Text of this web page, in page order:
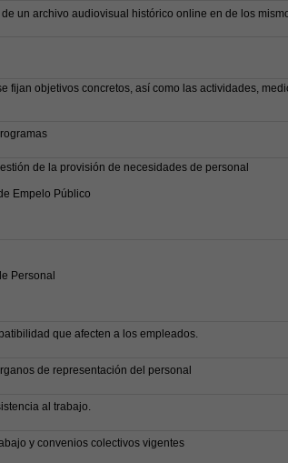
un archivo audiovisual histórico online en de los
fijan objetivos concretos, así como las actividades,
de la provisión de necesidades de personal
Empelo Público
Personal
que afecten a los empleados.
de representación del personal
al trabajo.
y convenios colectivos vigentes